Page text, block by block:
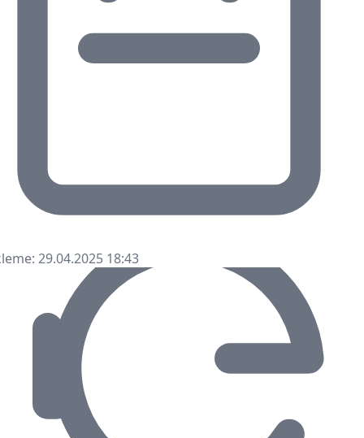
29.04.2025 18:43